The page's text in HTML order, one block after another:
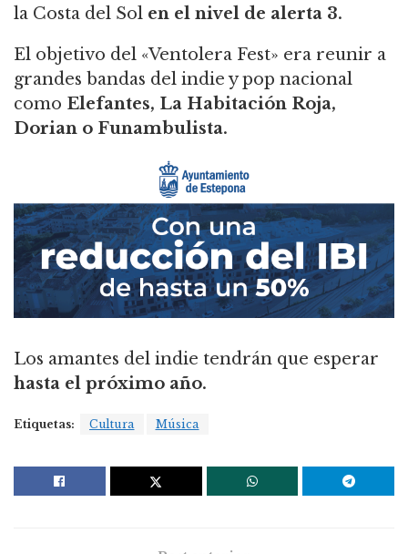
la Costa del Sol en el nivel de alerta 3.
El objetivo del «Ventolera Fest» era reunir a
grandes bandas del indie y pop nacional
como Elefantes, La Habitación Roja,
Dorian o Funambulista.
Los amantes del indie tendrán que esperar
hasta el próximo año.
Etiquetas: Cultura Música